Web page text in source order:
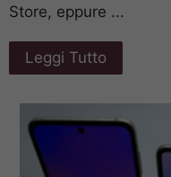
Store, eppure ...
Leggi Tutto